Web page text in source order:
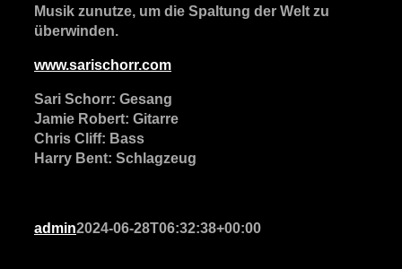
Musik zunutze, um die Spaltung der Welt zu
überwinden.
www.sarischorr.com
Sari Schorr: Gesang
Jamie Robert: Gitarre
Chris Cliff: Bass
Harry Bent: Schlagzeug
admin2024-06-28T06:32:38+00:00